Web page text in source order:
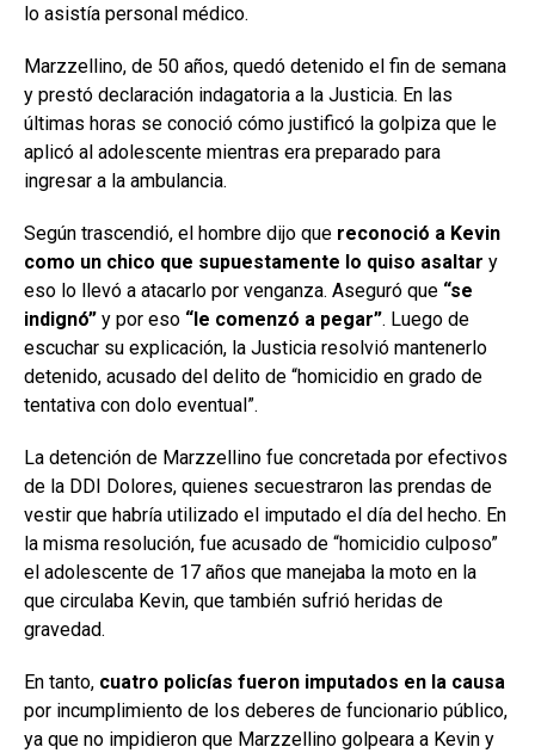
lo asistía personal médico.
Marzzellino, de 50 años, quedó detenido el fin de semana
y prestó declaración indagatoria a la Justicia. En las
últimas horas se conoció cómo justificó la golpiza que le
aplicó al adolescente mientras era preparado para
ingresar a la ambulancia.
Según trascendió, el hombre dijo que reconoció a Kevin
como un chico que supuestamente lo quiso asaltar y
eso lo llevó a atacarlo por venganza. Aseguró que “se
indignó” y por eso “le comenzó a pegar”. Luego de
escuchar su explicación, la Justicia resolvió mantenerlo
detenido, acusado del delito de “homicidio en grado de
tentativa con dolo eventual”.
La detención de Marzzellino fue concretada por efectivos
de la DDI Dolores, quienes secuestraron las prendas de
vestir que habría utilizado el imputado el día del hecho. En
la misma resolución, fue acusado de “homicidio culposo”
el adolescente de 17 años que manejaba la moto en la
que circulaba Kevin, que también sufrió heridas de
gravedad.
En tanto, cuatro policías fueron imputados en la causa
por incumplimiento de los deberes de funcionario público,
ya que no impidieron que Marzzellino golpeara a Kevin y